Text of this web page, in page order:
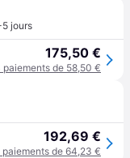
jours
175,50 €
paiements de 58,50 €
192,69 €
paiements de 64,23 €